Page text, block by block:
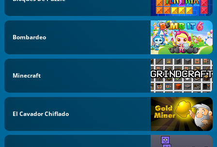
Bombardeo
Minecraft
El Cavador Chiflado